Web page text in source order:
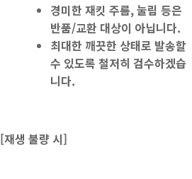
경미한 재킷 주름, 눌림 등은
반품/교환 대상이 아닙니다.
최대한 깨끗한 상태로 발송할
수 있도록 철저히 검수하겠습
니다.
[재생 불량 시]